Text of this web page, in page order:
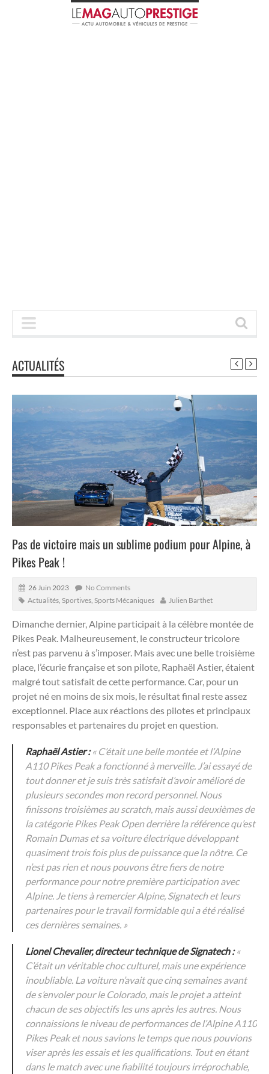
ACTUALITÉS
Pas de victoire mais un sublime podium pour Alpine, à
Pikes Peak !
26 Juin 2023
No Comments
Actualités Sportives Sports Mécaniques Julien Barthet
Dimanche dernier, Alpine participait à la célèbre montée de
Pikes Peak. Malheureusement, le constructeur tricolore
n’est pas parvenu à s’imposer. Mais avec une belle troisième
place, l’écurie française et son pilote, Raphaël Astier, étaient
malgré tout satisfait de cette performance. Car, pour un
projet né en moins de six mois, le résultat final reste assez
exceptionnel. Place aux réactions des pilotes et principaux
responsables et partenaires du projet en question.
Raphaël Astier :« C’était une belle montée et l’Alpine
A110 Pikes Peak a fonctionné à merveille. J’ai essayé de
tout donner et je suis très satisfait d’avoir amélioré de
plusieurs secondes mon record personnel. Nous
finissons troisièmes au scratch, mais aussi deuxièmes de
la catégorie Pikes Peak Open derrière la référence qu’est
Romain Dumas et sa voiture électrique développant
quasiment trois fois plus de puissance que la nôtre. Ce
n’est pas rien et nous pouvons être fiers de notre
performance pour notre première participation avec
Alpine. Je tiens à remercier Alpine, Signatech et leurs
partenaires pour le travail formidable qui a été réalisé
ces dernières semaines. »
Lionel Chevalier, directeur technique de Signatech :«
C’était un véritable choc culturel, mais une expérience
inoubliable. La voiture n’avait que cinq semaines avant
de s’envoler pour le Colorado, mais le projet a atteint
chacun de ses objectifs les uns après les autres. Nous
connaissions le niveau de performances de l’Alpine A110
Pikes Peak et nous savions le temps que nous pouvions
viser après les essais et les qualifications. Tout en étant
dans le match avec une fiabilité toujours irréprochable,